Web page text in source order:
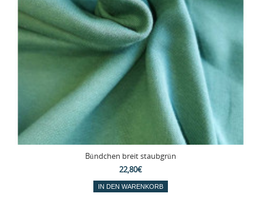
Bündchen breit staubgrün
22,80€
IN DEN WARENKORB